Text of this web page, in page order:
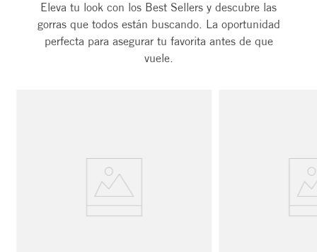
Eleva tu look con los Best Sellers y descubre las
gorras que todos están buscando. La oportunidad
perfecta para asegurar tu favorita antes de que
vuele.